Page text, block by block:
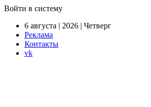
Войти в систему
6 августа | 2026 | Четверг
Реклама
Контакты
vk